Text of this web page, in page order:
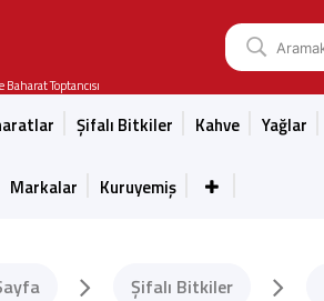
Toptancısı
Şifalı Bitkiler Kahve Yağlar
Markalar Kuruyemiş
Şifalı Bitkiler